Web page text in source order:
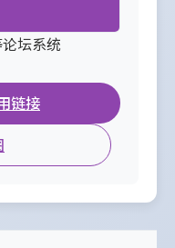
坛系统
链接